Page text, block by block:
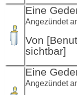
Eine
Angezündet
Von
sichtbar]
Eine
Angezündet